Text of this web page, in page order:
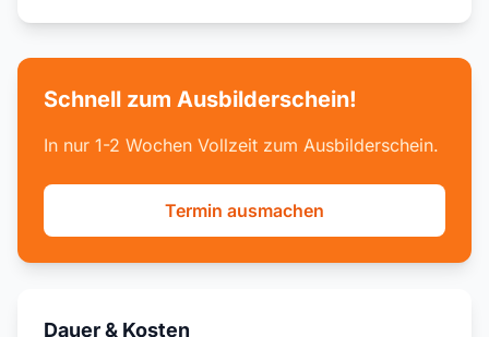
Schnell zum Ausbilderschein!
In nur 1-2 Wochen Vollzeit zum Ausbilderschein.
Termin ausmachen
Dauer & Kosten